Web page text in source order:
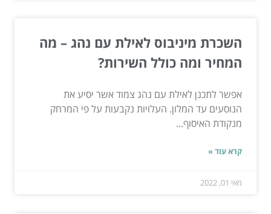
השכרת מיניבוס לאילת עם נהג – מה
המחיר ומה כולל השירות?
אפשר לתכנן לאילת עם נהג צמוד אשר יסיע את
הנוסעים עד המלון. העלויות נקבעות על פי המרחק
מנקודת האיסוף...
קרא עוד »
מאי 01, 2022